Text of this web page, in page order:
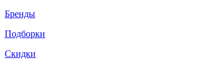
Бренды
Подборки
Скидки